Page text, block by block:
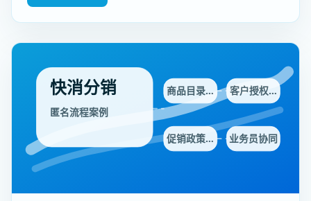
快消分销
匿名流程案例
商品目录… 客户授权…
促销政策… 业务员协同